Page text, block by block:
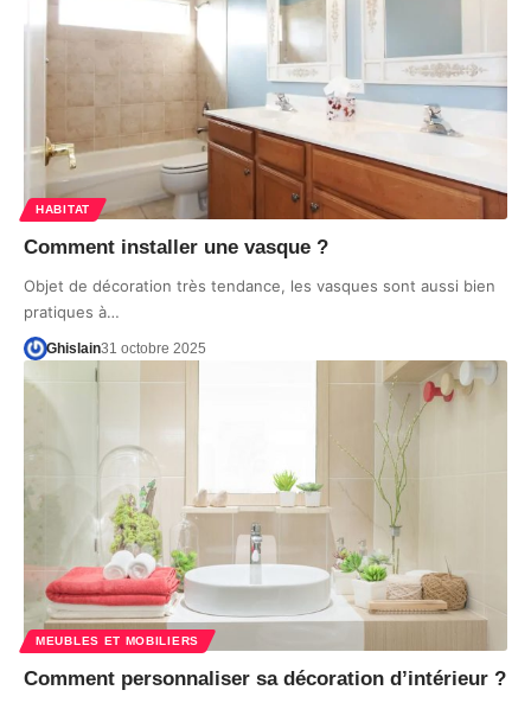
HABITAT
Comment installer une vasque ?
Objet de décoration très tendance, les vasques sont aussi bien
pratiques à…
Ghislain31 octobre 2025
MEUBLES ET MOBILIERS
Comment personnaliser sa décoration d’intérieur ?